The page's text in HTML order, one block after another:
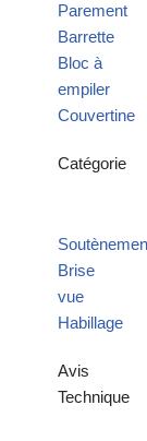
Parement
Barrette
Bloc à
empiler
Couvertine
Catégorie
Brise
vue
Habillage
Avis
Technique